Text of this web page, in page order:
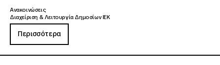
Ανακοινώσεις
Διαχείριση & Λειτουργία Δημοσίων ΙΕΚ
Περισσότερα